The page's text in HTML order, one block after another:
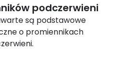
podczerwieni
są podstawowe
o promiennikach